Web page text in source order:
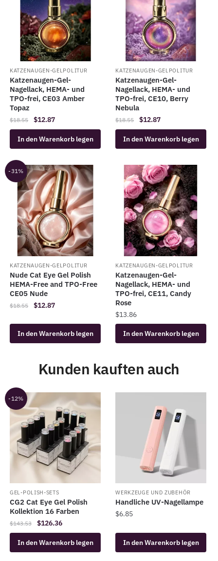
KATZENAUGEN-GELPOLITUR
Katzenaugen-Gel-
Nagellack, HEMA- und
TPO-frei, CE03 Amber
Topaz
$18.55
Der
ursprüngliche
Preis
war:
$12.87Der
aktuelle
Preis
ist:
In den Warenkorb legen
KATZENAUGEN-GELPOLITUR
Katzenaugen-Gel-
Nagellack, HEMA- und
TPO-frei, CE10, Berry
Nebula
$18.55
Der
ursprüngliche
Preis
war:
$12.87Der
aktuelle
Preis
ist:
In den Warenkorb legen
-31%
KATZENAUGEN-GELPOLITUR
Nude Cat Eye Gel Polish
HEMA-Free and TPO-Free
CE05 Nude
$18.55
Der
Preis
war:
$12.87Der
Preis
ist:
In den Warenkorb legen
KATZENAUGEN-GELPOLITUR
Katzenaugen-Gel-
Nagellack, HEMA- und
TPO-frei, CE11, Candy
Rose
$13.86
In den Warenkorb legen
Kunden kauften auch
-12%
GEL-POLISH-SETS
CG2 Cat Eye Gel Polish
Kollektion 16 Farben
$143.53
Der
ursprüngliche
Preis
war:
$126.36Der
aktuelle
Preis
ist:
In den Warenkorb legen
WERKZEUGE UND ZUBEHÖR
Handliche UV-Nagellampe
$6.85
In den Warenkorb legen